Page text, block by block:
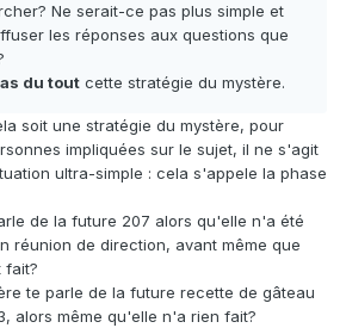
Ne serait-ce pas plus simple et
les réponses aux questions que
du tout cette stratégie du mystère.
soit une stratégie du mystère, pour
impliquées sur le sujet, il ne s'agit
ultra-simple : cela s'appele la phase
de la future 207 alors qu'elle n'a été
réunion de direction, avant même que
fait?
te parle de la future recette de gâteau
alors même qu'elle n'a rien fait?